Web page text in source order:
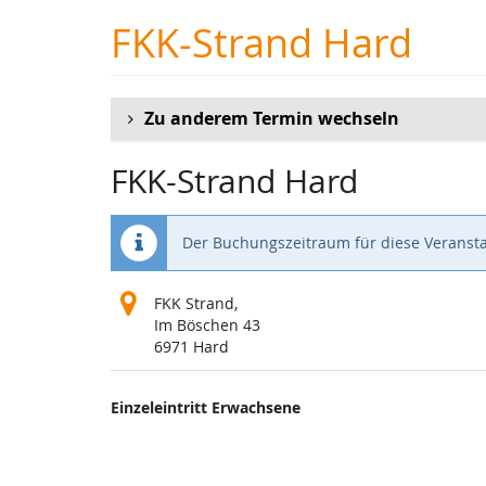
FKK-Strand Hard
Zu anderem Termin wechseln
FKK-Strand Hard
Der Buchungszeitraum für diese
FKK Strand,
Im Böschen 43
6971 Hard
Produkte
Einzeleintritt Erwachsene